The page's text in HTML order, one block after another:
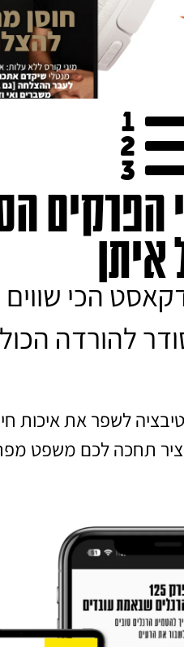
הפרקים
הכי
לשפר את איכות
תחכה לכם משפט